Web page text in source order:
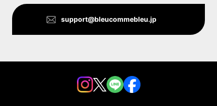
support@bleucommebleu.jp